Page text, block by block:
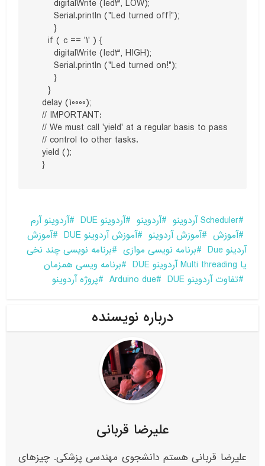
      digitalWrite (led3, LOW);
      Serial.println ("Led turned off!");
      }
    if ( c == '1' ) {
      digitalWrite (led3, HIGH);
      Serial.println ("Led turned on!");
      }
    }
  delay (10000);
  // IMPORTANT:
  // We must call 'yield' at a regular basis to pass
  // control to other tasks.
  yield ();
  }
Scheduler آردوینو آردوینو آردوینو DUE
آردوینو آرم
آموزش
آموزش آردوینو آموزش آردوینو DUE
آموزش
آردینو Due
برنامه نویسی موازی
برنامه نویسی چند نخی
یا Multi threading آردوینو DUE
برنامه ویسی همزمان
تفاوت آردوینو DUE
َArduino due پروژه آردوینو
درباره نویسنده
علیرضا قربانی
علیرضا قربانی هستم دانشجوی مهندسی پزشکی. چیزهای